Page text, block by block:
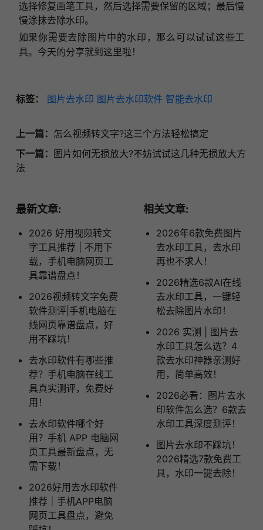
选择修复画笔工具，然后选择需要保留的区域；最后慢
慢涂抹去除水印。
如果你需要去除图片中的水印，那么 可以试试这些工
具。 今天的分享就到这里啦！
标签： 图片去水印 图片去水印软件 智能去水印
上一篇： 怎么视频转文字?这三个方法轻松搞定
下一篇： 图片如何无损放大?不妨试试这几种无损放大方
法
最新文章:
2026 好用视频转文
字工具推荐 | 不用下
载，手机电脑网页工
具靠谱盘点！
2026视频转文字免费
软件测评|手机电脑在
线网页靠谱盘点，好
用不踩坑！
去水印软件有哪些推
荐？手机电脑在线工
具真实测评，免费好
用！
去水印软件哪个好
用？手机 APP 电脑网
页工具最新盘点，无
需下载！
2026好用去水印软件
推荐｜手机APP电脑
网页工具盘点，避免
相关文章:
2026年6款免费图片
去水印工具，去水印
再也不求人！
2026精选6款AI在线
去水印工具，一键轻
松去除图片水印！
2026 实测 | 图片去
水印工具怎么选？4
款去水印神器亲测好
用，简单高效！
2026必看：图片去水
印软件怎么选？6款去
水印工具深度测评！
图片去水印不踩坑！
2026精选7款免费工
具，水印一键去除！